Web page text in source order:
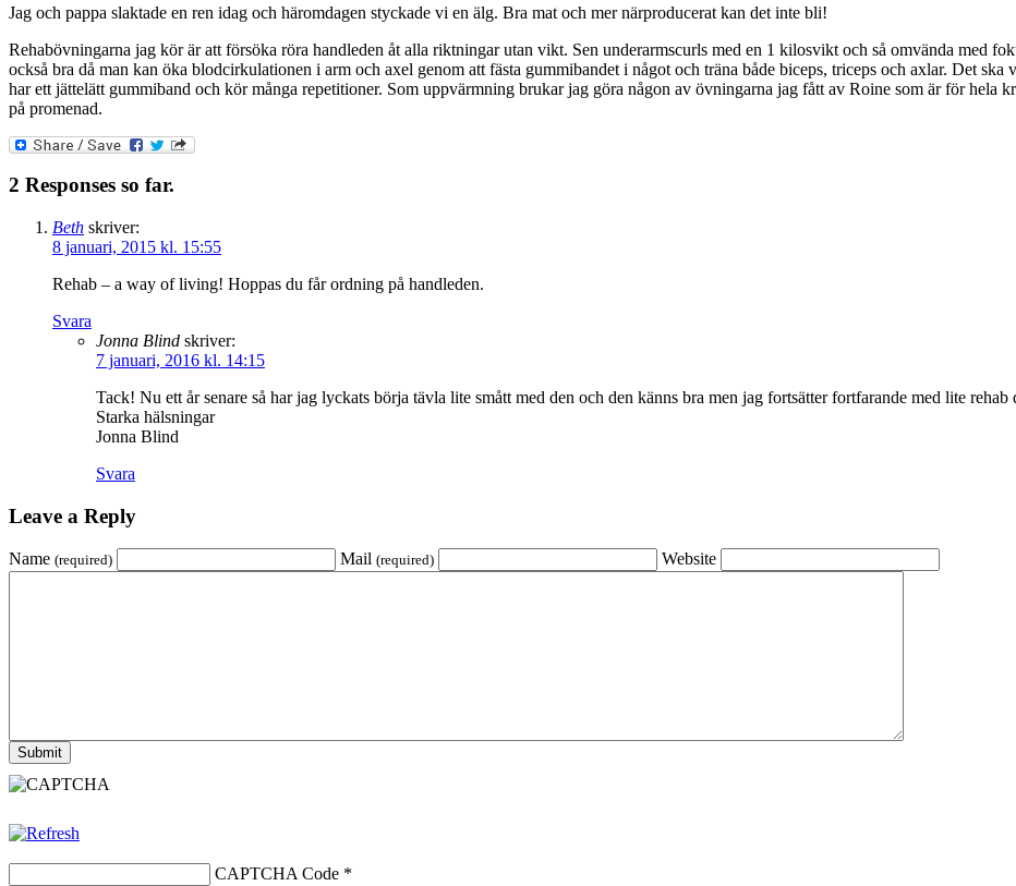
Jag och pappa slaktade en ren idag och häromdagen styckade vi en älg. Bra mat och mer närproducerat kan det inte bli!
Rehabövningarna jag kör är att försöka röra handleden åt alla riktningar utan vikt. Sen underarmscurls med en 1 kilosvikt och så omvända med
också bra då man kan öka blodcirkulationen i arm och axel genom att fästa gummibandet i något och träna både biceps, triceps och axlar. Det
har ett jättelätt gummiband och kör många repetitioner. Som uppvärmning brukar jag göra någon av övningarna jag fått av Roine som är för hela
på promenad.
2 Responses so far.
Beth skriver:
8 januari, 2015 kl. 15:55
Rehab – a way of living! Hoppas du får ordning på handleden.
Svara
Jonna Blind skriver:
7 januari, 2016 kl. 14:15
Tack! Nu ett år senare så har jag lyckats börja tävla lite smått med den och den känns bra men jag fortsätter fortfarande med lite
Starka hälsningar
Jonna Blind
Svara
Leave a Reply
Name (required) Mail (required) Website
CAPTCHA Code *